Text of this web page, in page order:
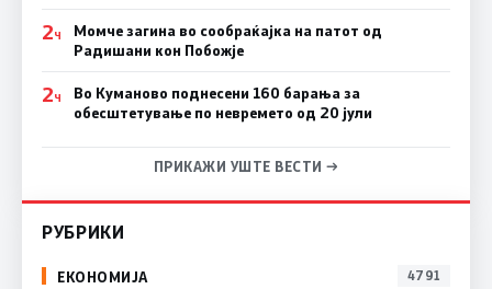
2Ч
Момче загина во сообраќајка на патот од
Радишани кон Побожје
2Ч
Во Куманово поднесени 160 барања за
обесштетување по невремето од 20 јули
ПРИКАЖИ УШТЕ ВЕСТИ →
РУБРИКИ
ЕКОНОМИЈА 4791